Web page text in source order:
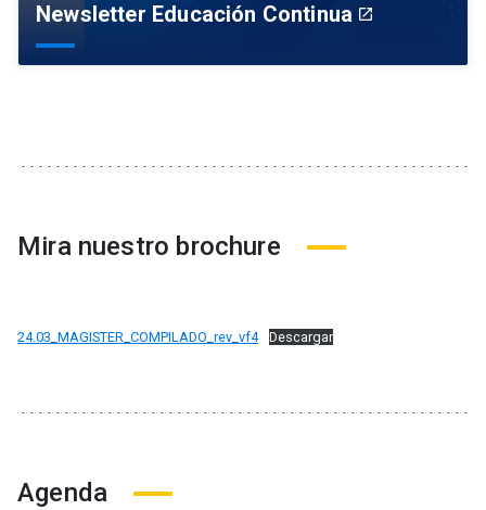
Newsletter Educación Continua launch
Mira nuestro brochure
24.03_MAGISTER_COMPILADO_rev_vf4 Descargar
Agenda